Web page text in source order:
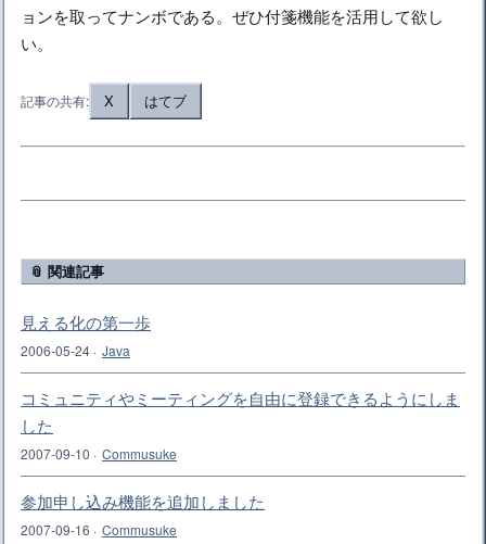
ョンを取ってナンボである。ぜひ付箋機能を活用して欲し
い。
記事の共有: X はてブ
📎 関連記事
見える化の第一歩
2006-05-24 · Java
コミュニティやミーティングを自由に登録できるようにしま
した
2007-09-10 · Commusuke
参加申し込み機能を追加しました
2007-09-16 · Commusuke